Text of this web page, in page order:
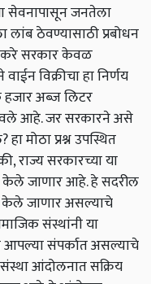
सेवनापासून जनतेला
ठेवण्यासाठी प्रबोधन
सरकार केवळ
विक्रीचा हा निर्णय
अब्ज लिटर
ठेवले आहे. जर सरकारने असे
मोठा प्रश्न उपस्थित
राज्य सरकारच्या या
केले जाणार आहे. हे सदरील
जाणार असल्याचे
संस्थांनी या
आपल्या संपर्कात असल्याचे
आंदोलनात सक्रिय